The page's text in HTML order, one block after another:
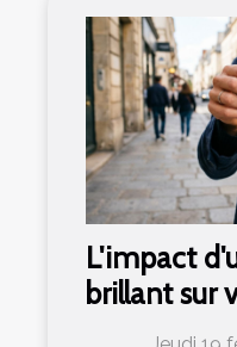
L'impact
brillant sur